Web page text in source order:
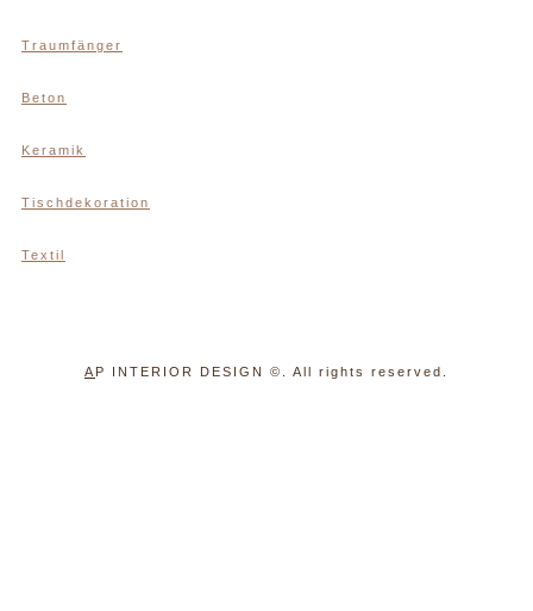
Traumfänger
Beton
Keramik
Tischdekoration
Textil
A P INTERIOR DESIGN ©. All rights reserved.